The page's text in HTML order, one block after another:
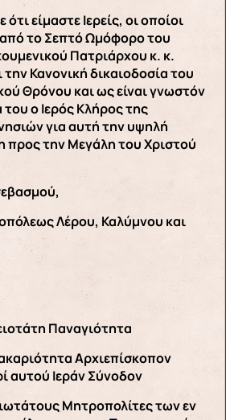
είμαστε Ιερείς, οι οποίοι
το Σεπτό Ωμόφορο του
Πατριάρχου κ. κ.
Κανονική δικαιοδοσία του
Θρόνου και ως είναι γνωστόν
ο Ιερός Κλήρος της
για αυτή την υψηλή
προς την Μεγάλη του Χριστού
Λέρου, Καλύμνου και
Παναγιότητα
Αρχιεπίσκοπον
αυτού Ιεράν Σύνοδον
Μητροπολίτες των εν